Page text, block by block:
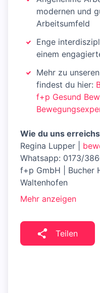
modernen und
Arbeitsumfeld
Enge
einem
Mehr zu
findest du hier:
f+p Gesund
Wie du uns
Regina Lupper |
Whatsapp: 0173/
f+p GmbH | Bucher
Waltenhofen
Mehr anzeigen
Teilen